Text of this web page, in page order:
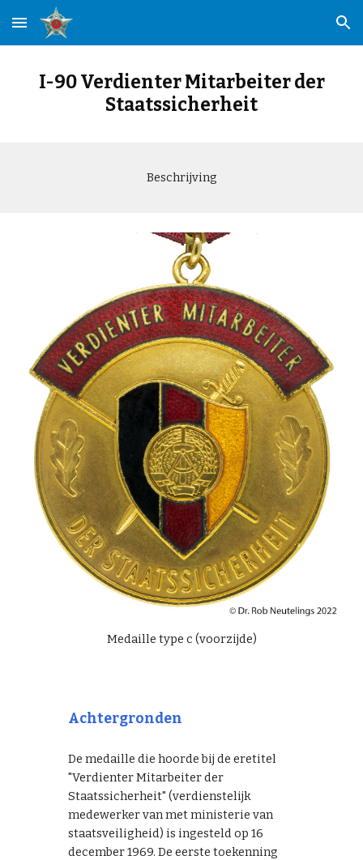
Skip to main content Skip to navigation
I-90 Verdienter Mitarbeiter der
Staatssicherheit
Beschrijving
Medaille type c (voorzijde)
Achtergronden
De medaille die hoorde bij de eretitel
"Verdienter Mitarbeiter der
Staatssicherheit" (verdienstelijk
medewerker van met ministerie van
staatsveiligheid) is ingesteld op 16
december 1969. De eerste toekenning